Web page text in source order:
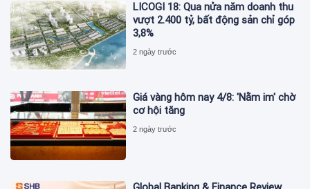
LICOGI 18: Qua nửa năm doanh thu
vượt 2.400 tỷ, bất động sản chỉ góp
3,8%
2 ngày trước
Giá vàng hôm nay 4/8: 'Nằm im' chờ
cơ hội tăng
2 ngày trước
Global Banking & Finance Review